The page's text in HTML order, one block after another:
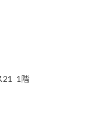
21 1階